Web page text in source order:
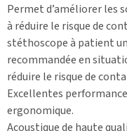
Permet d’améliorer les
à réduire le risque de
stéthoscope à patient
recommandée en
réduire le risque de
Excellentes
ergonomique.
Acoustique de haute